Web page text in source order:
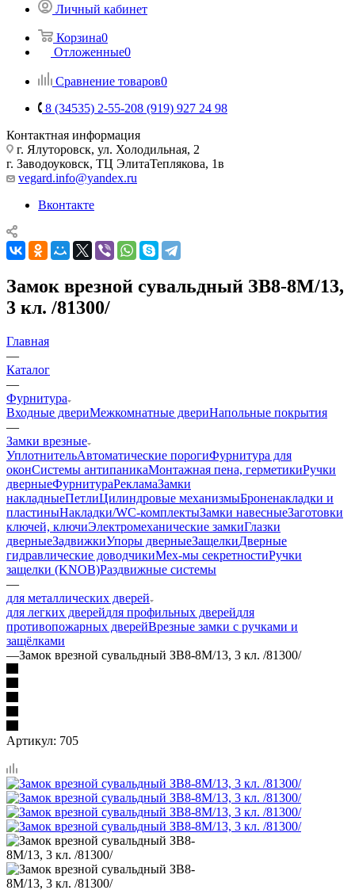
Личный кабинет
Корзина0
Отложенные0
Сравнение товаров0
8 (34535) 2-55-208 (919) 927 24 98
Контактная информация
г. Ялуторовск, ул. Холодильная, 2
г. Заводоуковск, ​ТЦ Элита​Теплякова, 1в
vegard.info@yandex.ru
Вконтакте
Замок врезной сувальдный ЗВ8-8М/13,
3 кл. /81300/
Главная
—
Каталог
—
Фурнитура
Входные двериМежкомнатные двериНапольные покрытия
—
Замки врезные
УплотнительАвтоматические порогиФурнитура для
оконСистемы антипаникаМонтажная пена, герметикиРучки
дверныеФурнитураРекламаЗамки
накладныеПетлиЦилиндровые механизмыБроненакладки и
пластиныНакладки/WC-комплектыЗамки навесныеЗаготовки
ключей, ключиЭлектромеханические замкиГлазки
дверныеЗадвижкиУпоры дверныеЗащелкиДверные
гидравлические доводчикиМех-мы секретностиРучки
защелки (KNOB)Раздвижные системы
—
для металлических дверей
для легких дверейдля профильных дверейдля
противопожарных дверейВрезные замки с ручками и
защёлками
—Замок врезной сувальдный ЗВ8-8М/13, 3 кл. /81300/
Артикул: 705